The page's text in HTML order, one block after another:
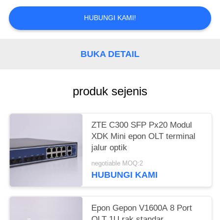
HUBUNGI KAMI!
BUKA DETAIL
produk sejenis
ZTE C300 SFP Px20 Modul
XDK Mini epon OLT terminal
jalur optik
negotiable MOQ:2
HUBUNGI KAMI
Epon Gepon V1600A 8 Port